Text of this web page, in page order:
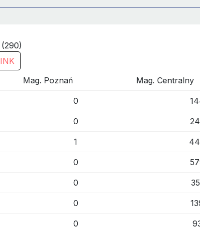
(290)
Mag. Poznań Mag. Centralny
0
0
1
0
0
0
0